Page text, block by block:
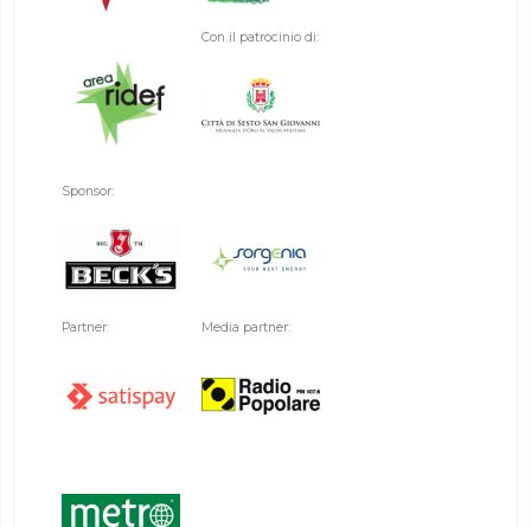
Con il patrocinio di:
Sponsor:
Partner: Media partner: